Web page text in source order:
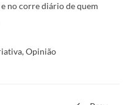
no corre diário de quem
,Opinião